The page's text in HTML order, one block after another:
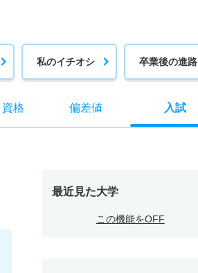
私のイチオシ 卒業後の進路
資格 偏差値 入試
最近見た大学
この機能をOFF